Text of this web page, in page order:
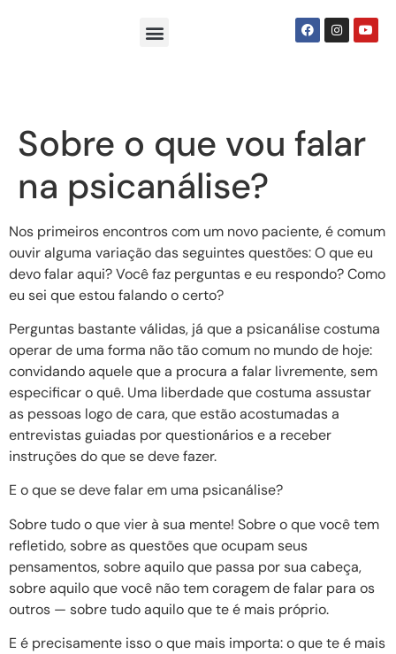
Sobre o que vou falar
na psicanálise?
Nos primeiros encontros com um novo paciente, é comum
ouvir alguma variação das seguintes questões: O que eu
devo falar aqui? Você faz perguntas e eu respondo? Como
eu sei que estou falando o certo?
Perguntas bastante válidas, já que a psicanálise costuma
operar de uma forma não tão comum no mundo de hoje:
convidando aquele que a procura a falar livremente, sem
especificar o quê. Uma liberdade que costuma assustar
as pessoas logo de cara, que estão acostumadas a
entrevistas guiadas por questionários e a receber
instruções do que se deve fazer.
E o que se deve falar em uma psicanálise?
Sobre tudo o que vier à sua mente! Sobre o que você tem
refletido, sobre as questões que ocupam seus
pensamentos, sobre aquilo que passa por sua cabeça,
sobre aquilo que você não tem coragem de falar para os
outros — sobre tudo aquilo que te é mais próprio.
E é precisamente isso o que mais importa: o que te é mais